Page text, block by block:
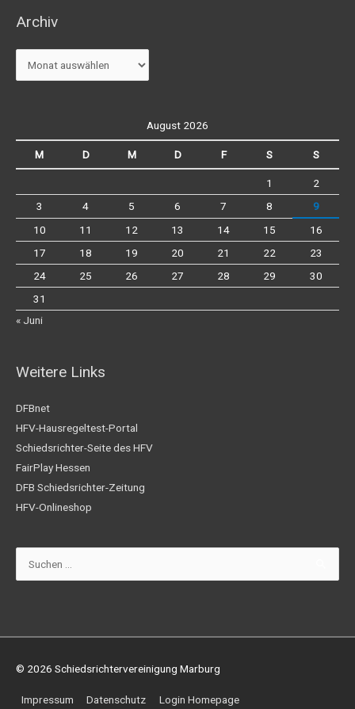
Archiv
Archiv
August 2026
M D M D F S S
1
2
3
4 5 6 7 8
9
10
11 12 13 14 15
16
17
18 19 20 21 22
23
24
25 26 27 28 29
30
31
« Juni
Weitere Links
DFBnet
HFV-Hausregeltest-Portal
Schiedsrichter-Seite des HFV
FairPlay Hessen
DFB Schiedsrichter-Zeitung
HFV-Onlineshop
Suchen
© 2026 Schiedsrichtervereinigung Marburg
Impressum Datenschutz Login Homepage